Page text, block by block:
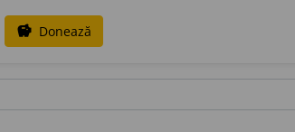
savings Donează